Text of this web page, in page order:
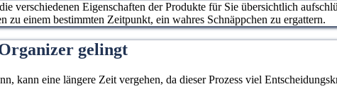
verschiedenen Eigenschaften der Produkte für Sie übersichtlich
einem bestimmten Zeitpunkt, ein wahres Schnäppchen zu ergattern.
gelingt
kann eine längere Zeit vergehen, da dieser Prozess viel